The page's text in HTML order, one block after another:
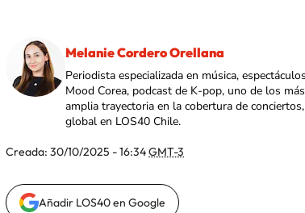
Melanie Cordero Orellana
Periodista especializada en música,
Mood Corea, podcast de K-pop, uno de los
amplia trayectoria en la cobertura de
global en LOS40 Chile.
Creada: 30/10/2025 - 16:34GMT-3
Añadir LOS40 en Google